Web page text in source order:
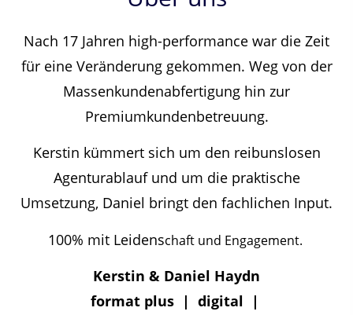
Nach 17 Jahren high-performance war die Zeit
für eine Veränderung gekommen. Weg von der
Massenkundenabfertigung hin zur
Premiumkundenbetreuung.
Kerstin kümmert sich um den reibunslosen
Agenturablauf und um die praktische
Umsetzung, Daniel bringt den fachlichen Input.
100% mit Leidenschaft und Engagement.
Kerstin & Daniel Haydn
format plus | digital |